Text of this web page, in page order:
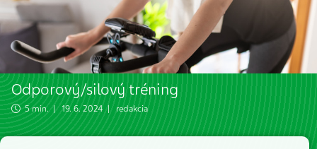
Odporový/silový tréning
5 min. | 19. 6. 2024 | redakcia